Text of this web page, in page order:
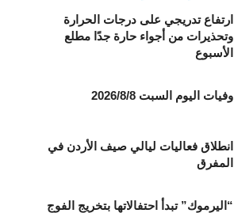
ارتفاع تدريجي على درجات الحرارة
وتحذيرات من أجواء حارة جدًا مطلع
الأسبوع
وفيات اليوم السبت 2026/8/8
انطلاق فعاليات ليالي صيف الأردن في
المفرق
“اليرموك” تبدأ احتفالاتها بتخريج الفوج